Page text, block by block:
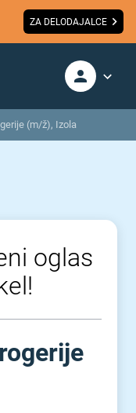
ZA DELODAJALCE
(m/ž), Izola
oglas